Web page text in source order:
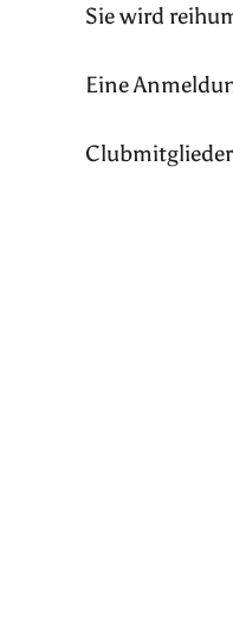
Sie wird
Eine